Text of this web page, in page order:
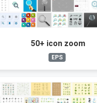
50+ icon zoom
EPS